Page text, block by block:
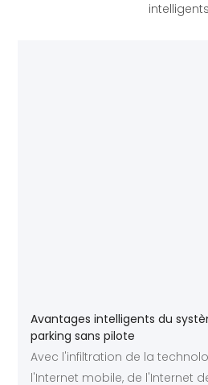
Avantages intelligents du
parking sans pilote
Avec l'infiltration de la
l'Internet mobile, de l'Internet